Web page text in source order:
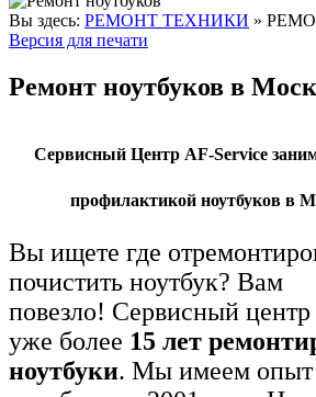
Вы здесь: РЕМОНТ ТЕХНИКИ »
Версия для печати
Ремонт ноутбуков в
Сервисный Центр AF-Service
профилактикой ноутбуков в
Вы ищете где
почистить ноутбук? Вам
повезло! Сервисный центр
уже более 15 лет
ноутбуки. Мы имеем опыт